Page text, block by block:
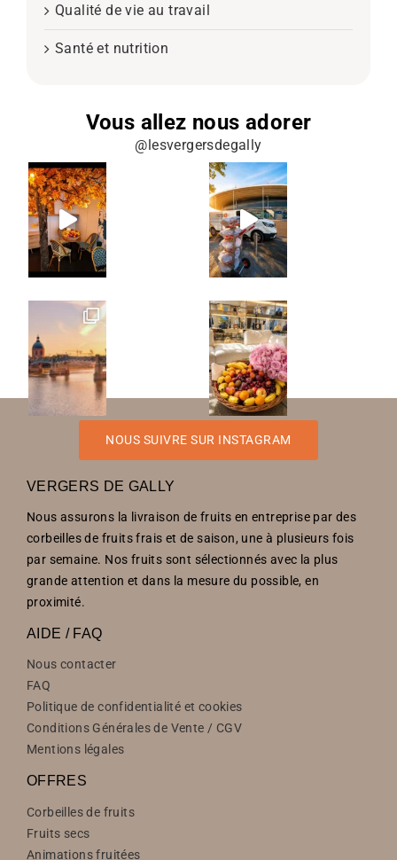
Qualité de vie au travail
Santé et nutrition
Vous allez nous adorer
@lesvergersdegally
NOUS SUIVRE SUR INSTAGRAM
VERGERS DE GALLY
Nous assurons la livraison de fruits en entreprise par des
corbeilles de fruits frais et de saison, une à plusieurs fois
par semaine. Nos fruits sont sélectionnés avec la plus
grande attention et dans la mesure du possible, en
proximité.
AIDE / FAQ
Nous contacter
FAQ
Politique de confidentialité et cookies
Conditions Générales de Vente / CGV
Mentions légales
OFFRES
Corbeilles de fruits
Fruits secs
Animations fruitées